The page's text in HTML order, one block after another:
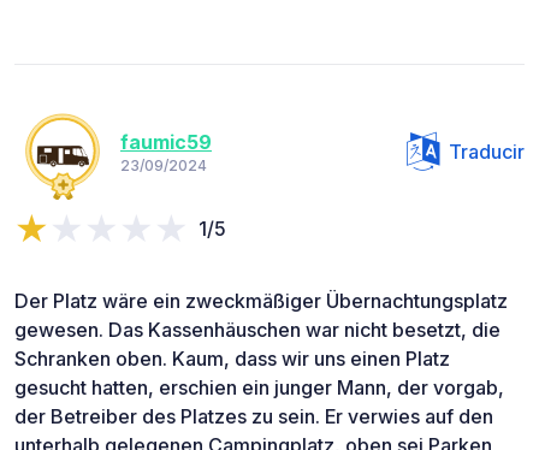
faumic59
23/09/2024
Traducir
1/5
Der Platz wäre ein zweckmäßiger Übernachtungsplatz
gewesen. Das Kassenhäuschen war nicht besetzt, die
Schranken oben. Kaum, dass wir uns einen Platz
gesucht hatten, erschien ein junger Mann, der vorgab,
der Betreiber des Platzes zu sein. Er verwies auf den
unterhalb gelegenen Campingplatz, oben sei Parken